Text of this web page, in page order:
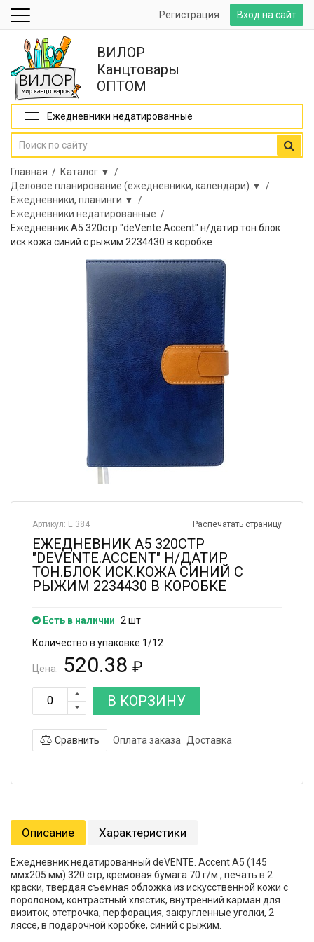
Вход на сайт
Регистрация
ВИЛОР
Канцтовары
ОПТОМ
Ежедневники недатированные
Главная / Каталог ▼ /
Деловое планирование (ежедневники, календари) ▼ /
Ежедневники, планинги ▼ /
Ежедневники недатированные /
Ежедневник А5 320стр "deVente.Accent" н/датир тон.блок
иск.кожа синий с рыжим 2234430 в коробке
Распечатать страницу
Артикул: Е 384
ЕЖЕДНЕВНИК А5 320СТР
"DEVENTE.ACCENT" Н/ДАТИР
ТОН.БЛОК ИСК.КОЖА СИНИЙ С
РЫЖИМ 2234430 В КОРОБКЕ
Есть в наличии 2 шт
Количество в упаковке 1/12
Цена: 520.38 ₽
В КОРЗИНУ
Сравнить Оплата заказа Доставка
Описание Характеристики
Ежедневник недатированный deVENTE. Accent A5 (145
ммx205 мм) 320 стр, кремовая бумага 70 г/м , печать в 2
краски, твердая съемная обложка из искусственной кожи с
поролоном, контрастный хлястик, внутренний карман для
визиток, отстрочка, перфорация, закругленные уголки, 2
ляссе, в подарочной коробке, синий с рыжим.